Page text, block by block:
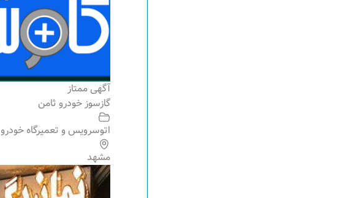
آگهی ممتاز
گازسوز خودرو ثامن
اتوسرویس و تعمیرگاه خودرو
مشهد